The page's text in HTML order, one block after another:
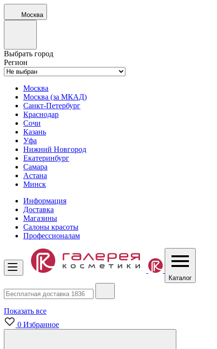
Москва
Выбрать город
Регион
Москва
Москва (за МКАД)
Санкт-Петербург
Краснодар
Сочи
Казань
Уфа
Нижний Новгород
Екатеринбург
Самара
Астана
Минск
Информация
Доставка
Магазины
Салоны красоты
Профессионалам
Каталог
Показать все
0 Избранное